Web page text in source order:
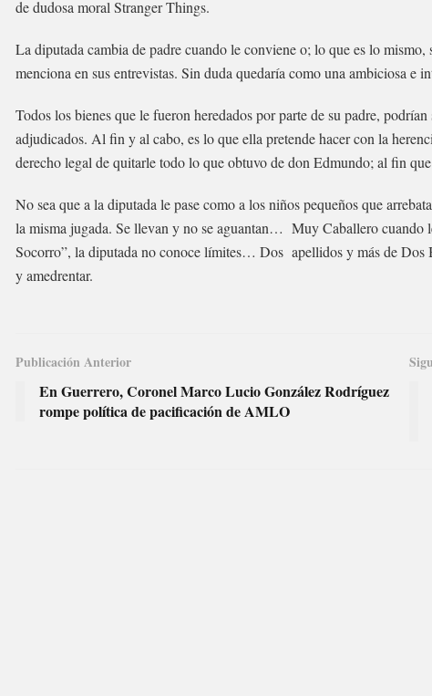
de dudosa moral Stranger Things.
La diputada cambia de padre cuando le conviene o; lo que es lo
menciona en sus entrevistas. Sin duda quedaría como una ambiciosa e
Todos los bienes que le fueron heredados por parte de su padre,
adjudicados. Al fin y al cabo, es lo que ella pretende hacer con la
derecho legal de quitarle todo lo que obtuvo de don Edmundo; al fin
No sea que a la diputada le pase como a los niños pequeños que
la misma jugada. Se llevan y no se aguantan… Muy Caballero cuando
Socorro”, la diputada no conoce límites… Dos apellidos y más de Dos
y amedrentar.
Publicación Anterior
En Guerrero, Coronel Marco Lucio González Rodríguez
rompe política de pacificación de AMLO